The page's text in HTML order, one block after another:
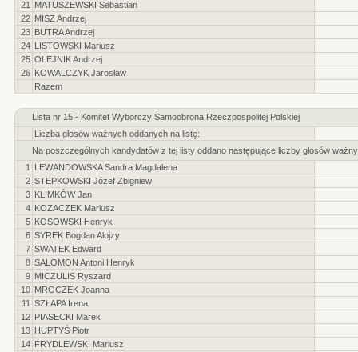
21
MATUSZEWSKI Sebastian
22 MISZ Andrzej
23 BUTRA Andrzej
24 LISTOWSKI Mariusz
25 OLEJNIK Andrzej
26 KOWALCZYK Jarosław
Razem
Lista nr 15 - Komitet Wyborczy Samoobrona Rzeczpospolitej Polskiej
Liczba głosów ważnych oddanych na listę:
Na poszczególnych kandydatów z tej listy oddano następujące liczby głosów
1
LEWANDOWSKA Sandra Magdalena
2 STĘPKOWSKI Józef Zbigniew
3 KLIMKÓW Jan
4 KOZACZEK Mariusz
5 KOSOWSKI Henryk
6 SYREK Bogdan Alojzy
7 SWATEK Edward
8 SALOMON Antoni Henryk
9 MICZULIS Ryszard
10 MROCZEK Joanna
11 SZŁAPA Irena
12 PIASECKI Marek
13 HUPTYŚ Piotr
14 FRYDLEWSKI Mariusz